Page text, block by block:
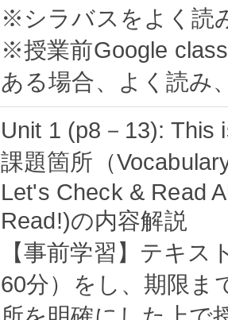
※シラバスをよく読
※授業前Google
ある場合、よく読み
Unit 1 (p8－13): This
課題箇所（
Let's Check & Read
Read!)の内容解説
【事前学習】テキ
60分）をし、期限ま